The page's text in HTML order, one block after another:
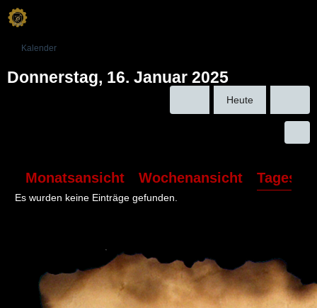
Kalender
Donnerstag, 16. Januar 2025
Heute
Monatsansicht Wochenansicht
Es wurden keine Einträge gefunden.